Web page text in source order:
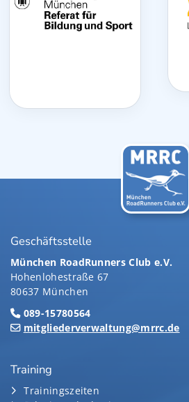
Geschäftsstelle
München RoadRunners Club e.V.
Hohenlohestraße 67
80637 München
089-15780564
mitgliederverwaltung@mrrc.de
Training
Trainingszeiten